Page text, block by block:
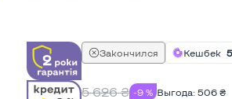
Закончился Кешбек
5 626₴ -9 % Выгода: 506₴